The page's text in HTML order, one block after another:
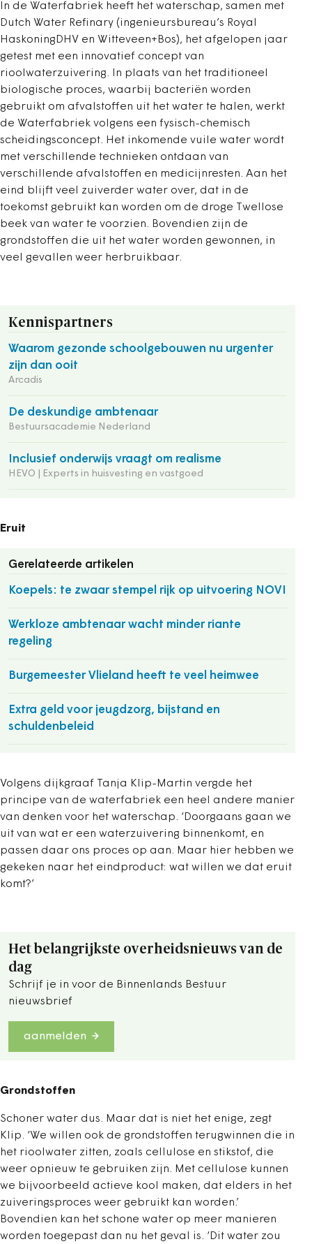
In de Waterfabriek heeft het waterschap, samen met
Dutch Water Refinary (ingenieursbureau’s Royal
HaskoningDHV en Witteveen+Bos), het afgelopen jaar
getest met een innovatief concept van
rioolwaterzuivering. In plaats van het traditioneel
biologische proces, waarbij bacteriën worden
gebruikt om afvalstoffen uit het water te halen, werkt
de Waterfabriek volgens een fysisch-chemisch
scheidingsconcept. Het inkomende vuile water wordt
met verschillende technieken ontdaan van
verschillende afvalstoffen en medicijnresten. Aan het
eind blijft veel zuiverder water over, dat in de
toekomst gebruikt kan worden om de droge Twellose
beek van water te voorzien. Bovendien zijn de
grondstoffen die uit het water worden gewonnen, in
veel gevallen weer herbruikbaar.
Kennispartners
Waarom gezonde schoolgebouwen nu urgenter
zijn dan ooit
Arcadis
De deskundige ambtenaar
Bestuursacademie Nederland
Inclusief onderwijs vraagt om realisme
HEVO | Experts in huisvesting en vastgoed
Eruit
Gerelateerde artikelen
Koepels: te zwaar stempel rijk op uitvoering NOVI
Werkloze ambtenaar wacht minder riante
regeling
Burgemeester Vlieland heeft te veel heimwee
Extra geld voor jeugdzorg, bijstand en
schuldenbeleid
Volgens dijkgraaf Tanja Klip-Martin vergde het
principe van de waterfabriek een heel andere manier
van denken voor het waterschap. ‘Doorgaans gaan we
uit van wat er een waterzuivering binnenkomt, en
passen daar ons proces op aan. Maar hier hebben we
gekeken naar het eindproduct: wat willen we dat eruit
komt?’
Het belangrijkste overheidsnieuws van de
dag
Schrijf je in voor de Binnenlands Bestuur
nieuwsbrief
aanmelden
Grondstoffen
Schoner water dus. Maar dat is niet het enige, zegt
Klip. ‘We willen ook de grondstoffen terugwinnen die in
het rioolwater zitten, zoals cellulose en stikstof, die
weer opnieuw te gebruiken zijn. Met cellulose kunnen
we bijvoorbeeld actieve kool maken, dat elders in het
zuiveringsproces weer gebruikt kan worden.’
Bovendien kan het schone water op meer manieren
worden toegepast dan nu het geval is. ‘Dit water zou